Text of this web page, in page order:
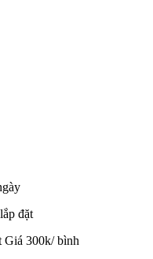
đặt
Giá 300k/ bình